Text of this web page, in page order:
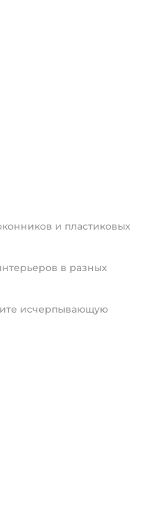
и пластиковых
в разных
исчерпывающую